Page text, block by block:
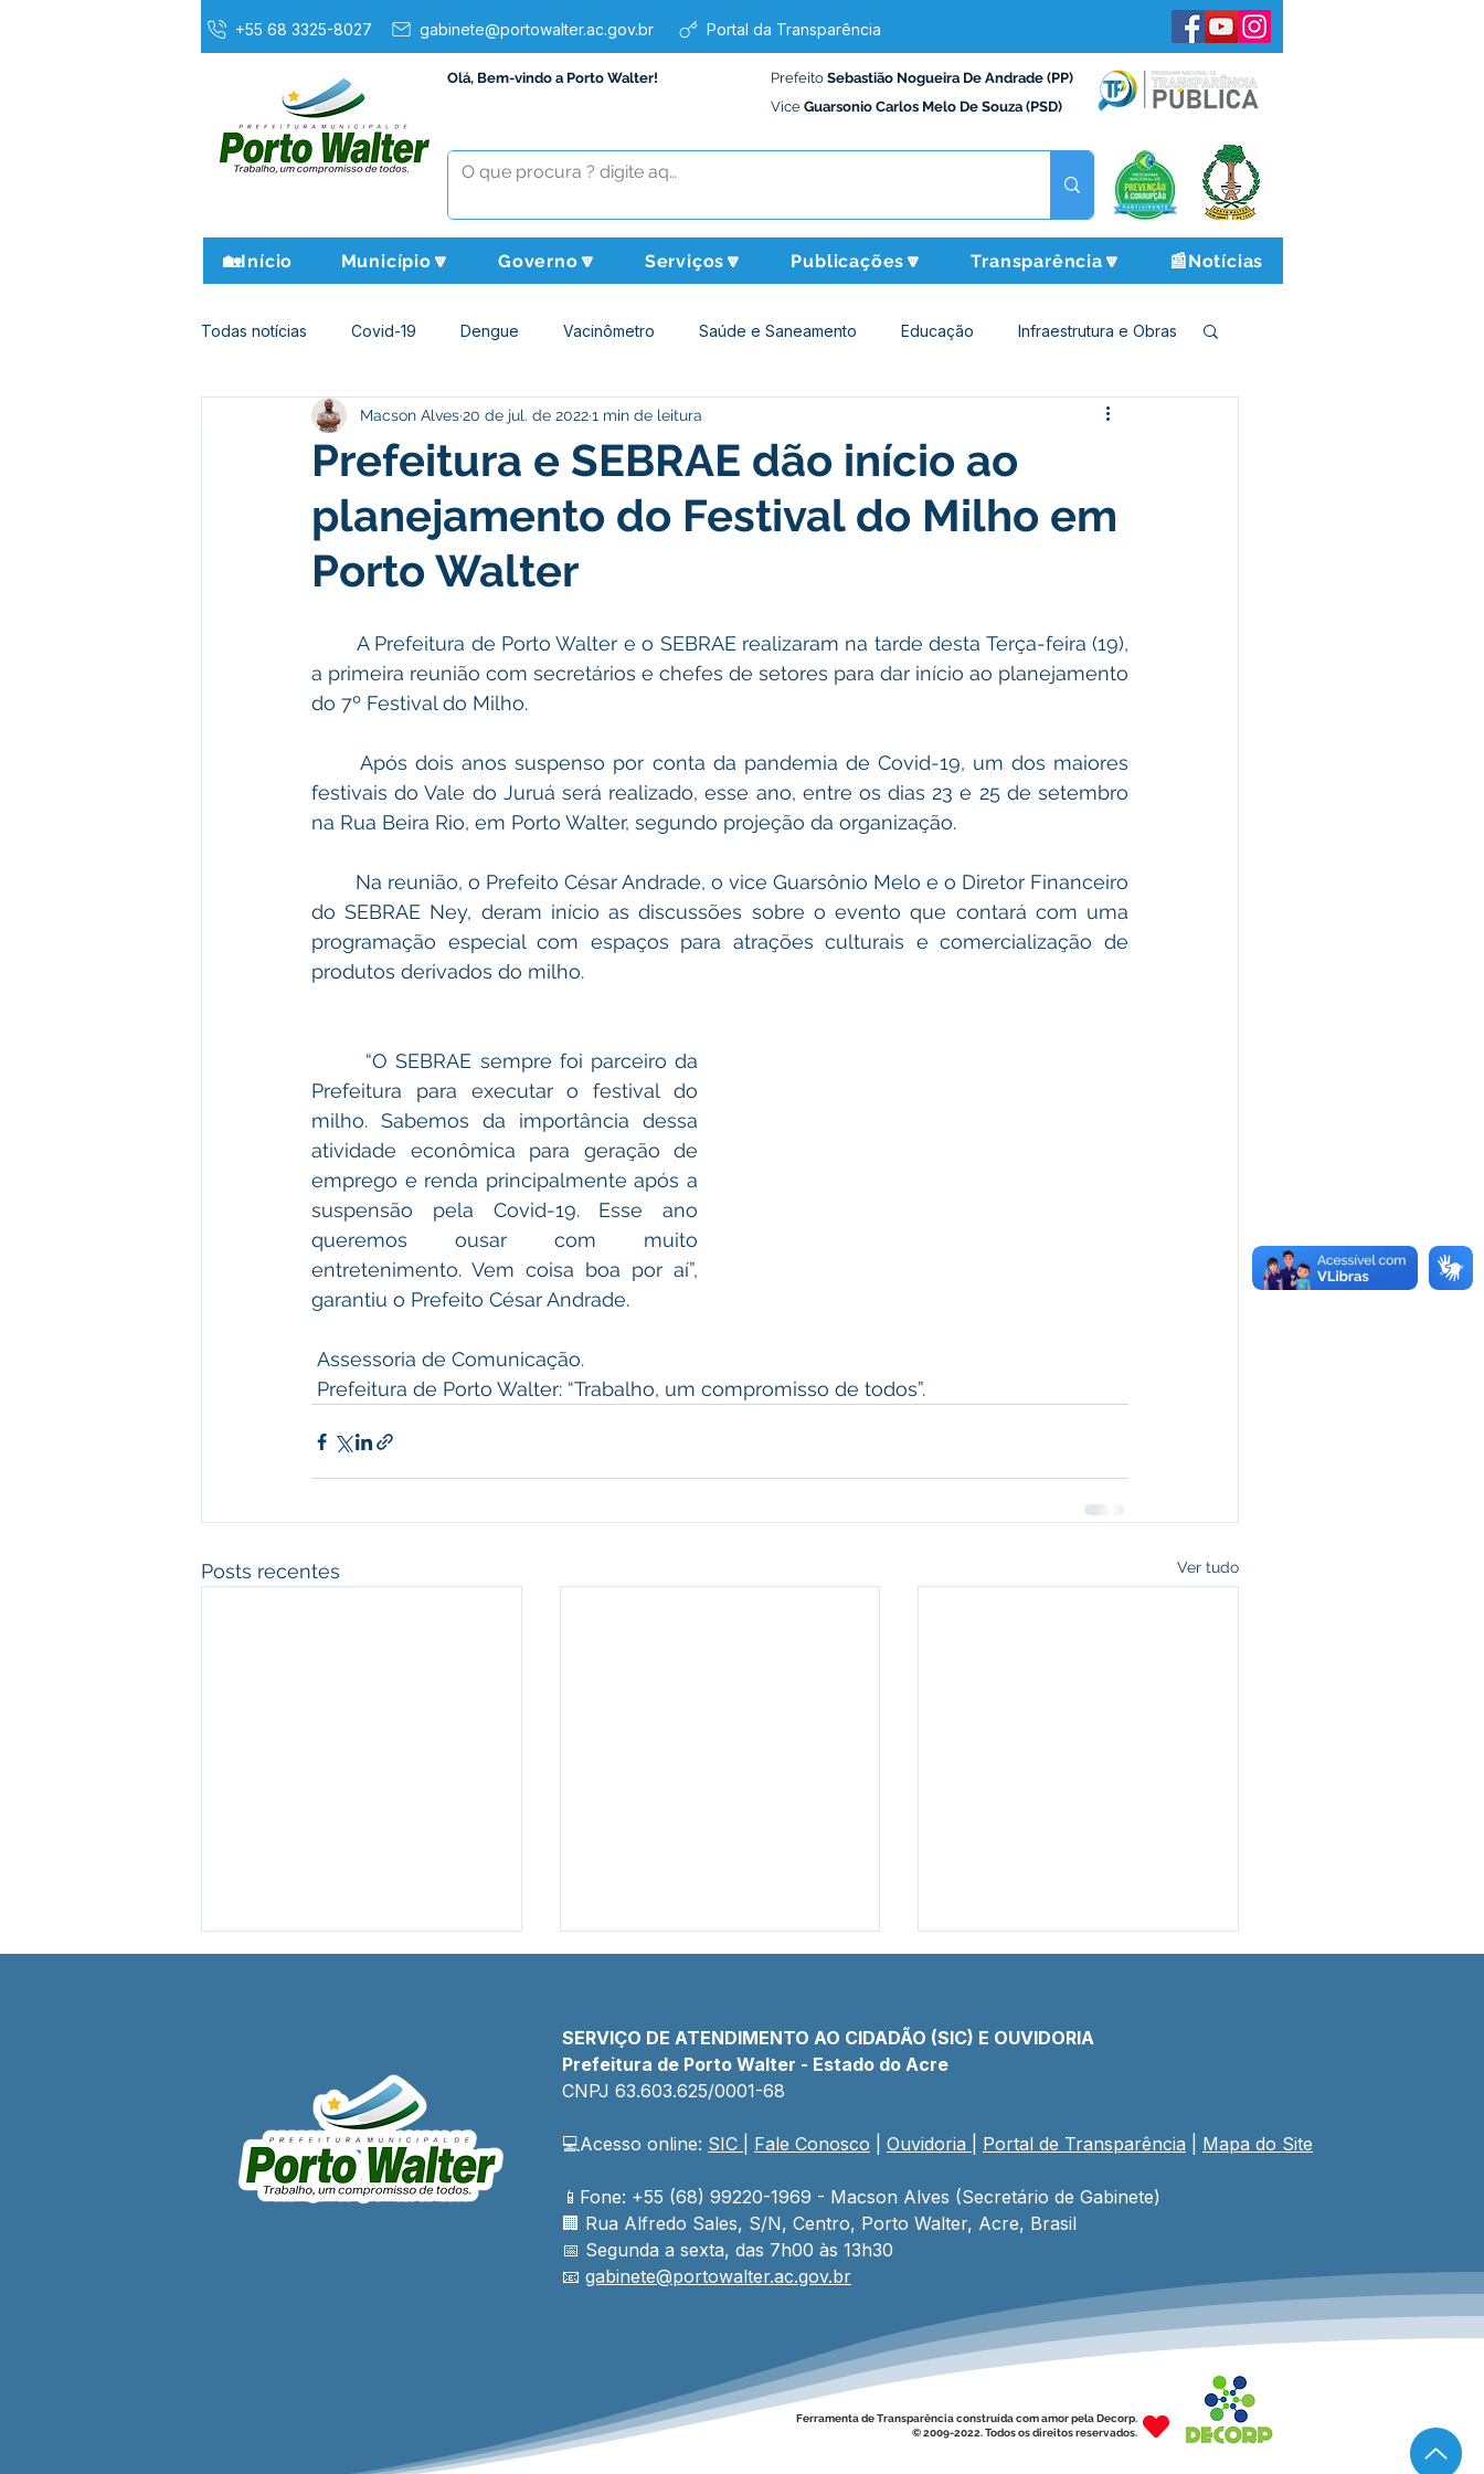
+55 68 3325-8027 gabinete@portowalter.ac.gov.br Portal da Transparência
Olá, Bem-vindo a Porto Walter! Prefeito Sebastião Nogueira De Andrade (PP)
Vice Guarsonio Carlos Melo De Souza (PSD)
🏡Início Município🔽 Governo🔽 Serviços🔽 Publicações🔽 Transparência🔽 📰Notícias
Todas notícias Covid-19 Dengue Vacinômetro Saúde e Saneamento Educação Infraestrutura e Obras
Agricultura e Meio Ambiente Assistência Social Desporto Cultura e Lazer
Institucional e Governo Políticas Públicas Nota de Pesar Campanhas Datas Comemorativas
Licitações Leilão Eleições Festival do Milho Agricultura Limpeza pública Esporte
Apoio ao produtor Saúde Aniversário da cidade
Prefeitura e SEBRAE dão início ao
planejamento do Festival do Milho em
Porto Walter
Macson Alves20 de jul. de 20221 min de leitura
a primeira reunião com secretários e chefes de setores para dar início ao planejamento
do 7º Festival do Milho.
festivais do Vale do Juruá será realizado, esse ano, entre os dias 23 e 25 de setembro
na Rua Beira Rio, em Porto Walter, segundo projeção da organização.
do SEBRAE Ney, deram início as discussões sobre o evento que contará com uma
programação especial com espaços para atrações culturais e comercialização de
produtos derivados do milho.
Prefeitura para executar o festival do
milho. Sabemos da importância dessa
atividade econômica para geração de
emprego e renda principalmente após a
suspensão pela Covid-19. Esse ano
queremos ousar com muito
entretenimento. Vem coisa boa por aí”,
garantiu o Prefeito César Andrade.
Assessoria de Comunicação.
Prefeitura de Porto Walter: “Trabalho, um compromisso de todos”.
Posts recentes Ver tudo
A Revolução Acreana: Do
Ouro Branco à Incorporação
Nacional
Prefeito e vice realizam
reforçam capacidade
operacional das Secretarias
Municipais
Agosto Lilás e Agosto
Cuidado, Proteção e
Conscientização
SERVIÇO DE ATENDIMENTO AO CIDADÃO (SIC) E OUVIDORIA
Prefeitura de Porto Walter - Estado do Acre
CNPJ 63.603.625/0001-68
💻Acesso online: SIC Fale Conosco Ouvidoria Portal de Transparência Mapa do Site
📱Fone: +55 (68) 99220-1969 - Macson Alves (Secretário de Gabinete)
🏢 Rua Alfredo Sales, S/N, Centro, Porto Walter, Acre, Brasil
📅 Segunda a sexta, das 7h00 às 13h30
📧 gabinete@portowalter.ac.gov.br
Ferramenta de Transparência construída com amor pela Decorp.
© 2009-2022. Todos os direitos reservados.